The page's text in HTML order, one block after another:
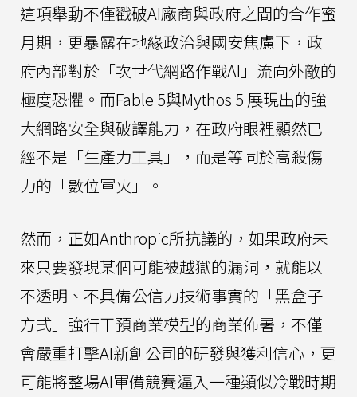
這項舉動不僅戳破AI廠商與政府之間的合作蜜
月期，更暴露在地緣政治與國安焦慮下，政
府內部對於「次世代網路作戰AI」流向外敵的
極度恐懼。而Fable 5與Mythos 5 展現出的強
大網路安全與破譯能力，在政府眼裡顯然已
經不是「生產力工具」，而是等同於高殺傷
力的「數位軍火」。
然而，正如Anthropic所抗議的，如果政府未
來只要發現某個可能被越獄的漏洞，就能以
不透明、不具備公信力技術事實的「黑盒子
方式」強行干預商業模型的商業佈署，不僅
會嚴重打擊AI新創公司的研發與獲利信心，更
可能將整場AI軍備競賽逼入一種類似冷戰時期